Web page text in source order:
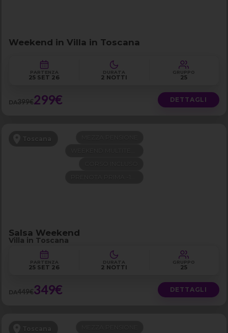
Weekend in Villa in Toscana
PARTENZA
25 SET 26
DURATA
2 NOTTI
GRUPPO
25
DA399€299€ DETTAGLI
Toscana
Salsa Weekend
Villa in Toscana
PARTENZA
25 SET 26
DURATA
2 NOTTI
GRUPPO
25
DA449€349€ DETTAGLI
Toscana